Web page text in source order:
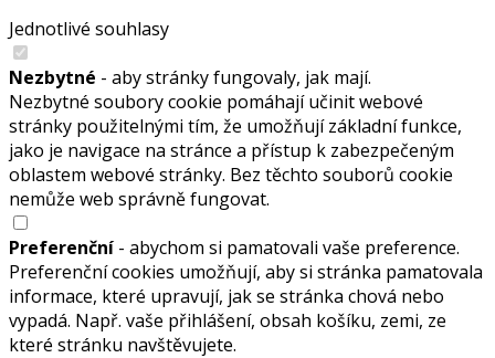
Jednotlivé souhlasy
Nezbytné - aby stránky fungovaly, jak mají.
Nezbytné soubory cookie pomáhají učinit webové
stránky použitelnými tím, že umožňují základní funkce,
jako je navigace na stránce a přístup k zabezpečeným
oblastem webové stránky. Bez těchto souborů cookie
nemůže web správně fungovat.
Preferenční - abychom si pamatovali vaše preference.
Preferenční cookies umožňují, aby si stránka pamatovala
informace, které upravují, jak se stránka chová nebo
vypadá. Např. vaše přihlášení, obsah košíku, zemi, ze
které stránku navštěvujete.